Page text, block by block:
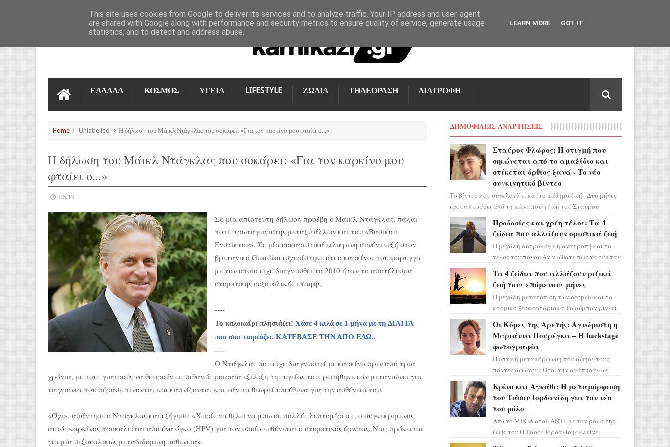
ΕΠΙΚΟΙΝΩΝΊΑ
ΕΛΛΑΔΑ ΚΟΣΜΟΣ ΥΓΕΙΑ LIFESTYLE ΖΩΔΙΑ ΤΗΛΕΟΡΑΣΗ ΔΙΑΤΡΟΦΗ
Home Unlabelled Η δήλωση του Μάικλ Ντάγκλας που σοκάρει: «Για τον καρκίνο μου φταίει ο...»
Η δήλωση του Μάικλ Ντάγκλας που σοκάρει: «Για τον καρκίνο μου
φταίει ο...»
3.6.13
Σε μία απίστευτη δήλωση προέβη ο Μάικλ Ντάγκλας, πάλαι
ποτέ πρωταγωνιστής μεταξύ άλλων και του «Βασικού
Ενστίκτου». Σε μία σοκαριστικά ειλικρινή συνέντευξή στον
βρετανικό Guardian ισχυρίστηκε ότι ο καρκίνος του φάρυγγα
με τον οποίο είχε διαγνωσθεί το 2010 ήταν το αποτέλεσμα
στομaτiκής σeξουaλικής επαφής.
----
Το καλοκαίρι πλησιάζει! Χάσε 4 κιλά σε 1 μήνα με τη ΔΙΑΙΤΑ
που σου ταιριάζει. ΚΑΤΕΒΑΣΕ ΤΗΝ ΑΠΟ ΕΔΩ..
----
Ο Ντάγκλας που είχε διαγνωστεί με καρκίνο πριν από τρία
χρόνια, με τους γιατρούς να θεωρούν ως πιθανώς μοιραία εξέλιξη της υγείας του, ρωτήθηκε εάν μετανιώνει για
τα χρόνια που πέρασε πίνοντας και καπνίζοντας και εάν τα θεωρεί υπεύθυνα για την ασθένειά του.
«Όχι», απάντησε ο Ντάγκλας και εξήγησε: «Χωρίς να θέλω να μπω σε πολλές λεπτομέρειες, ο συγκεκριμένος
αυτός καρκίνος προκαλείται από ένα όγκο (HPV) για τον οποίο ευθύνεται ο στομaτικός έρwτας. Ναι, πρόκειται
για μία σεξουαλικώς μεταδιδόμενη ασθένεια».
ΔΗΜΟΦΙΛΕΙΣ ΑΝΑΡΤΗΣΕΙΣ
Σταύρος Φλώρος: Η στιγμή που
σηκώνεται από το αμαξίδιο και
στέκεται όρθιος ξανά - Το νέο
συγκινητικό βίντεο
Το βίντεο που συγκλονίζει και το μάθημα ζωής Δύο μήνες
έχουν περάσει από τη μέρα που η ζωή του Σταύρου
Φλώρου άλλαξε για πάντα. Ο πρώην...
Προδοσίες και χρέη τέλος: Τα 4
ζώδια που αλλάζουν οριστικά ζωή
Η μεγάλη αστρολογική ανατροπή και το
τέλος του πόνου Αν νιώθατε πως το σύμπαν
πάρετε μια βαθιά α...
Τα 4 ζώδια που αλλάζουν ριζικά
ζωή τους επόμενους μήνες
Η μεγάλη μετατόπιση των δεσμών και το
καρμικό ξεσκαρτάρισμα Το σύμπαν ρίχνει
προειδοποιεί: οι σελην...
Οι Κόρες της Αρετής: Αγνώριστη η
Μαριάννα Πουρέγκα – H backstage
φωτογραφία
Η οπτική μεταμόρφωση που άφησε τους
πάντες άφωνους Όσοι την αγάπησαν ως
πρέπει τώρα να προετοιμαστο...
Κρίνο και Αγκάθι: Η μεταμόρφωση
του Τάσου Ιορδανίδη για τον νέο
του ρόλο
Από το MEGA στον ΑΝΤ1 με τον ρόλο της
ζωής του Ο Τάσος Ιορδανίδης κλείνει
This site uses cookies from Google to deliver its services and to analyze traffic. Your IP address and user-agent
are shared with Google along with performance and security metrics to ensure quality of service, generate usage
statistics, and to detect and address abuse.
LEARN MORE GOT IT